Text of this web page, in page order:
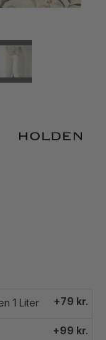
1 Liter +79 kr.
+99 kr.